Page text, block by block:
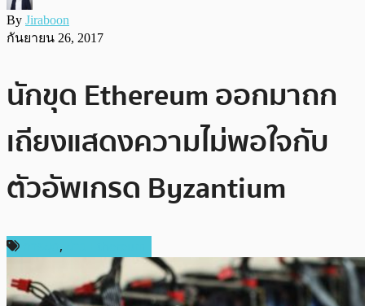
By Jiraboon
กันยายน 26, 2017
นักขุด Ethereum ออกมาถก
เถียงแสดงความไม่พอใจกับ
ตัวอัพเกรด Byzantium
,